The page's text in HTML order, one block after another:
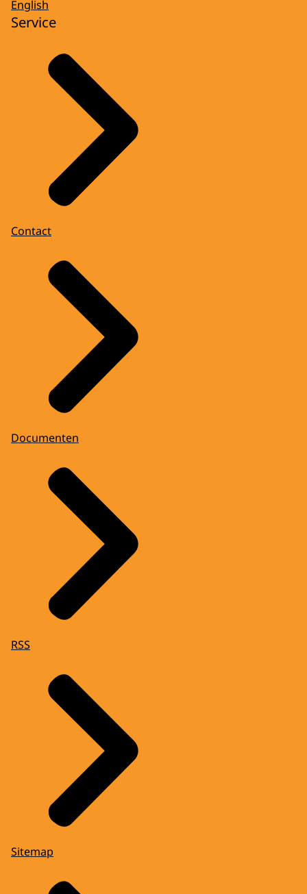
English
Service
Contact
Documenten
RSS
Sitemap